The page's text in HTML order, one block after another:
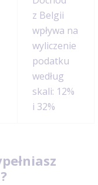
z Belgii
wpływa na
wyliczenie
podatku
według
skali: 12%
i 32%